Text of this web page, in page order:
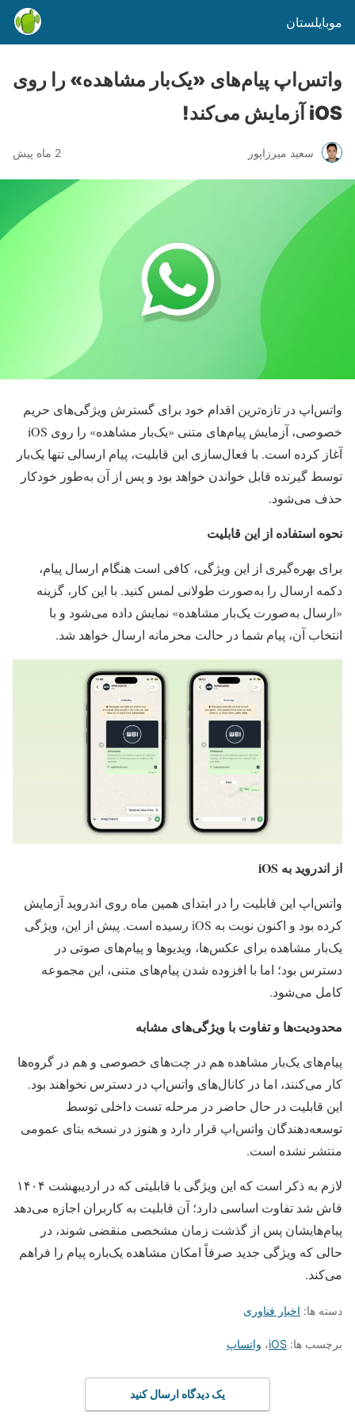
موبایلستان
واتس‌اپ پیام‌های «یک‌بار مشاهده» را روی
iOS آزمایش می‌کند!
سعید میرزاپور 2 ماه پیش
واتس‌اپ در تازه‌ترین اقدام خود برای گسترش ویژگی‌های حریم
خصوصی، آزمایش پیام‌های متنی «یک‌بار مشاهده» را
روی iOS
آغاز کرده است. با فعال‌سازی این قابلیت، پیام ارسالی تنها یک‌بار
توسط گیرنده قابل خواندن خواهد بود و پس از آن به‌طور خودکار
حذف می‌شود.
نحوه استفاده از این قابلیت
برای بهره‌گیری از این ویژگی، کافی است هنگام ارسال پیام،
دکمه ارسال را به‌صورت طولانی لمس کنید. با این کار، گزینه
«ارسال به‌صورت یک‌بار مشاهده» نمایش داده می‌شود و با
انتخاب آن، پیام شما در حالت محرمانه ارسال خواهد شد.
از اندروید به iOS
واتس‌اپ این قابلیت را در ابتدای همین ماه روی اندروید آزمایش
کرده بود و اکنون نوبت به iOS رسیده است. پیش از این، ویژگی
یک‌بار مشاهده برای عکس‌ها، ویدیوها و پیام‌های صوتی در
دسترس بود؛ اما با افزوده شدن پیام‌های متنی، این مجموعه
کامل می‌شود.
محدودیت‌ها و تفاوت با ویژگی‌های مشابه
پیام‌های یک‌بار مشاهده هم در چت‌های خصوصی و هم در گروه‌ها
کار می‌کنند، اما در کانال‌های واتس‌اپ در دسترس نخواهند بود.
این قابلیت در حال حاضر در مرحله تست داخلی توسط
توسعه‌دهندگان واتس‌اپ قرار دارد و هنوز در نسخه بتای عمومی
منتشر نشده است.
لازم به ذکر است که این ویژگی با قابلیتی که در
اردیبهشت ۱۴۰۴
فاش شد تفاوت اساسی دارد؛ آن قابلیت به کاربران اجازه می‌دهد
پیام‌هایشان پس از گذشت زمان مشخصی منقضی شوند، در
حالی که ویژگی جدید صرفاًامکان مشاهده یک‌باره پیام را فراهم
می‌کند.
دسته ها: اخبار فناوری
برچسب ها: iOS، واتساپ
یک دیدگاه ارسال کنید